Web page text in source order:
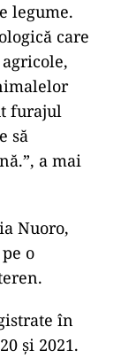
legume.
care
furajul
să
a mai
Nuoro,
o
în
şi 2021.